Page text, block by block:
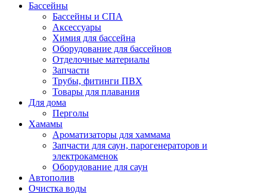
Бассейны
Бассейны и СПА
Аксессуары
Химия для бассейна
Оборудование для бассейнов
Отделочные материалы
Запчасти
Трубы, фитинги ПВХ
Товары для плавания
Для дома
Перголы
Хамамы
Ароматизаторы для хаммама
Запчасти для саун, парогенераторов и
электрокаменок
Оборудование для саун
Автополив
Очистка воды